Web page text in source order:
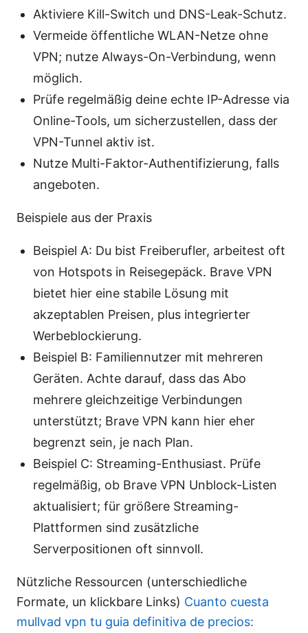
Aktiviere Kill-Switch und DNS-Leak-Schutz.
Vermeide öffentliche WLAN-Netze ohne
VPN; nutze Always-On-Verbindung, wenn
möglich.
Prüfe regelmäßig deine echte IP-Adresse via
Online-Tools, um sicherzustellen, dass der
VPN-Tunnel aktiv ist.
Nutze Multi-Faktor-Authentifizierung, falls
angeboten.
Beispiele aus der Praxis
Beispiel A: Du bist Freiberufler, arbeitest oft
von Hotspots in Reisegepäck. Brave VPN
bietet hier eine stabile Lösung mit
akzeptablen Preisen, plus integrierter
Werbeblockierung.
Beispiel B: Familiennutzer mit mehreren
Geräten. Achte darauf, dass das Abo
mehrere gleichzeitige Verbindungen
unterstützt; Brave VPN kann hier eher
begrenzt sein, je nach Plan.
Beispiel C: Streaming-Enthusiast. Prüfe
regelmäßig, ob Brave VPN Unblock-Listen
aktualisiert; für größere Streaming-
Plattformen sind zusätzliche
Serverpositionen oft sinnvoll.
Nützliche Ressourcen (unterschiedliche
Formate, un klickbare Links) Cuanto cuesta
mullvad vpn tu guia definitiva de precios: